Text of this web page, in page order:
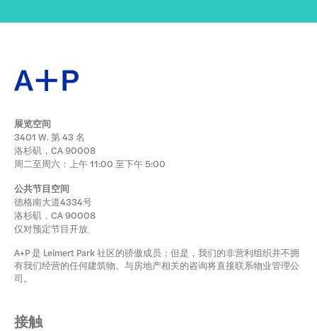
展览空间
3401 W. 第 43 名
洛杉矶，CA 90008
周二至周六：上午 11:00 至下午 5:00
公共节目空间
德格南大道4334号
洛杉矶，CA 90008
仅对预定节目开放
A+P 是 Leimert Park 社区的骄傲成员；但是，我们的非营利组织并不拥
有我们经营的任何建筑物。与房地产相关的咨询将直接联系物业管理公
司。
接触